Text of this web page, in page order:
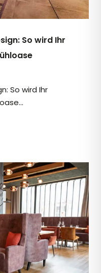
So wird Ihr
So wird Ihr